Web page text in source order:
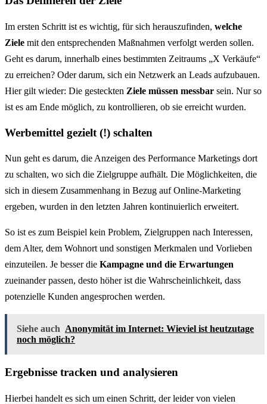
Im ersten Schritt ist es wichtig, für sich herauszufinden, welche
Ziele mit den entsprechenden Maßnahmen verfolgt werden sollen.
Geht es darum, innerhalb eines bestimmten Zeitraums „X Verkäufe“
zu erreichen? Oder darum, sich ein Netzwerk an Leads aufzubauen.
Hier gilt wieder: Die gesteckten Ziele müssen messbar sein. Nur so
ist es am Ende möglich, zu kontrollieren, ob sie erreicht wurden.
Werbemittel gezielt (!) schalten
Nun geht es darum, die Anzeigen des Performance Marketings dort
zu schalten, wo sich die Zielgruppe aufhält. Die Möglichkeiten, die
sich in diesem Zusammenhang in Bezug auf Online-Marketing
ergeben, wurden in den letzten Jahren kontinuierlich erweitert.
So ist es zum Beispiel kein Problem, Zielgruppen nach Interessen,
dem Alter, dem Wohnort und sonstigen Merkmalen und Vorlieben
einzuteilen. Je besser die Kampagne und die Erwartungen
zueinander passen, desto höher ist die Wahrscheinlichkeit, dass
potenzielle Kunden angesprochen werden.
Siehe auch Anonymität im Internet: Wieviel ist heutzutage
noch möglich?
Ergebnisse tracken und analysieren
Hierbei handelt es sich um einen Schritt, der leider von vielen